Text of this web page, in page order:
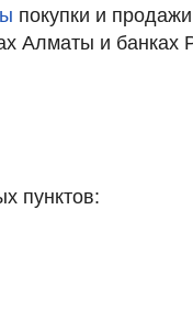
покупки и
Алматы и банках
пунктов: